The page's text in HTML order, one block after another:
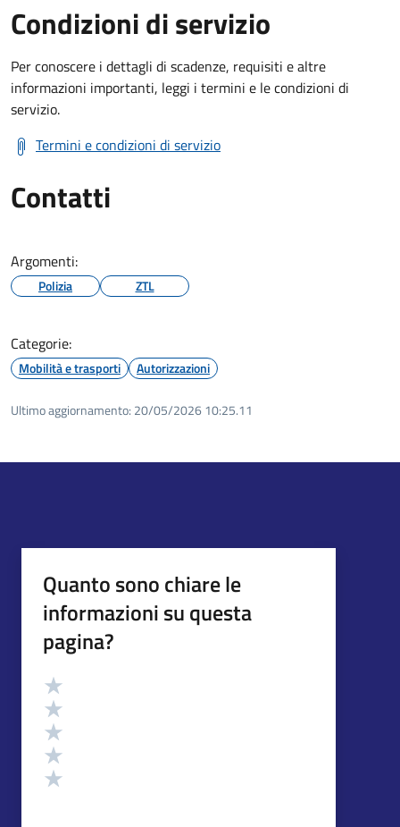
Condizioni di servizio
Per conoscere i dettagli di scadenze, requisiti e altre
informazioni importanti, leggi i termini e le condizioni di
servizio.
Termini e condizioni di servizio
Contatti
Argomenti:
Polizia ZTL
Categorie:
Mobilità e trasporti Autorizzazioni
Ultimo aggiornamento: 20/05/2026 10:25.11
Quanto sono chiare le
informazioni su questa
pagina?
Valutazione